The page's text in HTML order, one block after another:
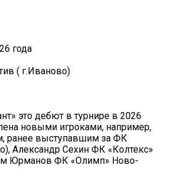
года
( г.Иваново)
это дебют в турнире в 2026
новыми игроками, например,
ранее выступавшим за ФК
Александр Сехин ФК «Колтекс»
Юрманов ФК «Олимп» Ново-